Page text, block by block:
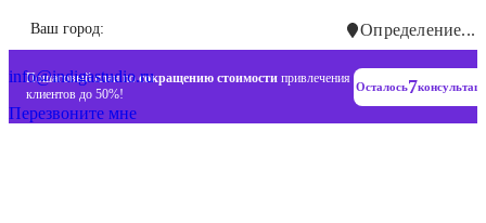
Ваш город: Определение...
Пошаговый план посокращению стоимости привлечения
клиентов до 50%!
Осталось7
+7 (993) 477-18-57
info@indigastudio.ru
Перезвоните мне